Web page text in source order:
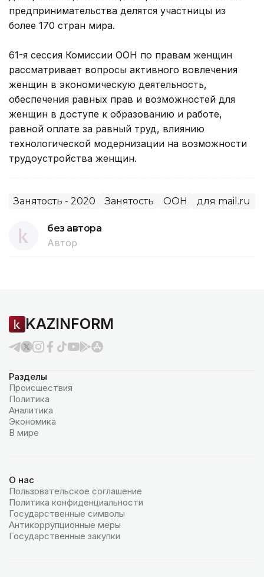
предпринимательства делятся участницы из
более 170 стран мира.
61-я сессия Комиссии ООН по правам женщин
рассматривает вопросы активного вовлечения
женщин в экономическую деятельность,
обеспечения равных прав и возможностей для
женщин в доступе к образованию и работе,
равной оплате за равный труд, влиянию
технологической модернизации на возможности
трудоустройства женщин.
Занятость - 2020 Занятость ООН для mail.ru
без автора
Автор
KAZINFORM
Разделы
Происшествия
Политика
Аналитика
Экономика
В мире
О нас
Пользовательское соглашение
Политика конфиденциальности
Государственные символы
Антикоррупционные меры
Государственные закупки